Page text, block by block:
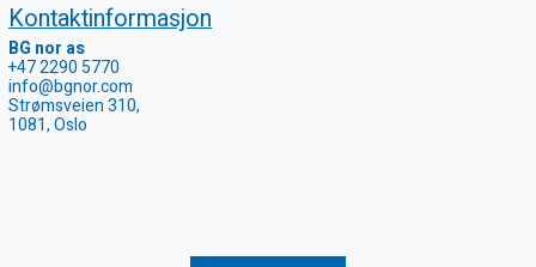
Kontaktinformasjon
BG nor as
+47 2290 5770
info@bgnor.com
Strømsveien 310,
1081, Oslo